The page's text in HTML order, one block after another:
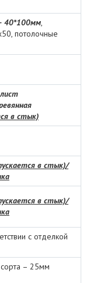
40*100мм,
потолочные
в стык)
в стык)/
в стык)/
с отделкой
– 25мм